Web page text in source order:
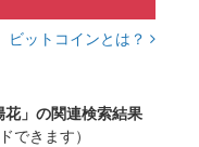
ビットコインとは？
」の関連検索結果
できます）